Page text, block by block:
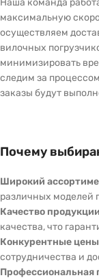
Наша команда
максимальную
осуществляем
вилочных
минимизировать
следим за
заказы будут
Почему
Широкий
различных моделей
Качество продукции
качества, что
Конкурентные цены
сотрудничества и
Профессиональная